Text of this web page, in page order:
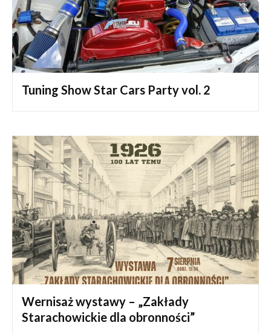
Tuning Show Star Cars Party vol. 2
Wernisaż wystawy – „Zakłady
Starachowickie dla obronności”